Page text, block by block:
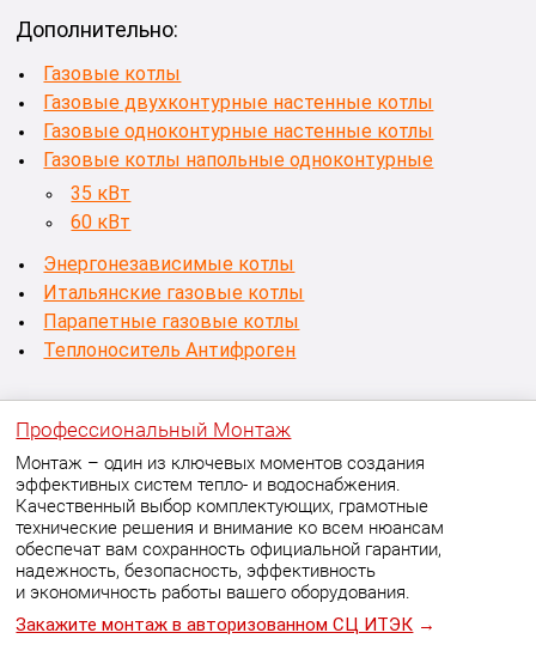
Дополнительно:
Газовые котлы
Газовые двухконтурные настенные котлы
Газовые одноконтурные настенные котлы
Газовые котлы напольные одноконтурные
35 кВт
60 кВт
Энергонезависимые котлы
Итальянские газовые котлы
Парапетные газовые котлы
Теплоноситель Антифроген
Профессиональный Монтаж
Монтаж – один из ключевых моментов создания
эффективных систем тепло- и водоснабжения.
Качественный выбор комплектующих, грамотные
технические решения и внимание ко всем нюансам
обеспечат вам сохранность официальной гарантии,
надежность, безопасность, эффективность
и экономичность работы вашего оборудования.
Закажите монтаж в авторизованном СЦ ИТЭК →